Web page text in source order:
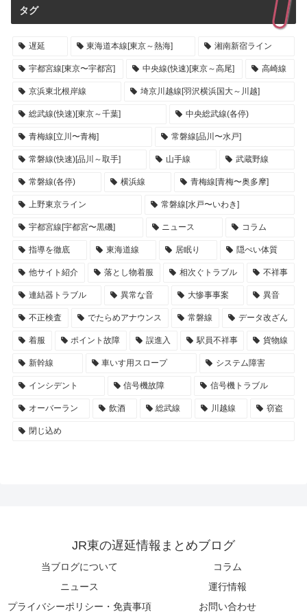
タグ
遅延 東海道本線[東京～熱海] 湘南新宿ライン
宇都宮線[東京〜宇都宮] 中央線(快速)[東京～高尾] 高崎線
京浜東北根岸線 埼京川越線[羽沢横浜国大～川越]
総武線(快速)[東京～千葉] 中央総武線(各停)
青梅線[立川〜青梅] 常磐線[品川〜水戸]
常磐線(快速)[品川～取手] 山手線 武蔵野線
常磐線(各停) 横浜線 青梅線[青梅〜奥多摩]
上野東京ライン 常磐線[水戸〜いわき]
宇都宮線[宇都宮〜黒磯] ニュース コラム
指導を徹底 東海道線 居眠り 隠ぺい体質
他サイト紹介 落とし物着服 相次ぐトラブル 不祥事
連結器トラブル 異常な音 大惨事事案 異音
不正検査 でたらめアナウンス 常磐線 データ改ざん
着服 ポイント故障 誤進入 駅員不祥事 貨物線
新幹線 車いす用スロープ システム障害
インシデント 信号機故障 信号機トラブル
オーバーラン 飲酒 総武線 川越線 窃盗
閉じ込め
JR東の遅延情報まとめブログ
当ブログについて
コラム
ニュース
運行情報
プライバシーポリシー・免責事項
お問い合わせ